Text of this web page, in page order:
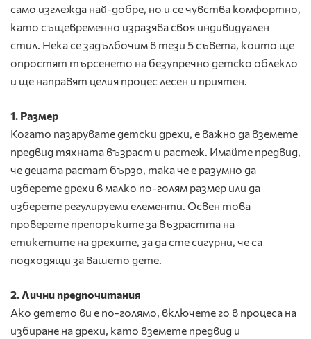
само изглежда най-добре, но и се чувства комфортно,
като същевременно изразява своя индивидуален
стил. Нека се задълбочим в тези 5 съвета, които ще
опростят търсенето на безупречно детско облекло
и ще направят целия процес лесен и приятен.
1. Размер
Когато пазарувате детски дрехи, е важно да вземете
предвид тяхната възраст и растеж. Имайте предвид,
че децата растат бързо, така че е разумно да
изберете дрехи в малко по-голям размер или да
изберете регулируеми елементи. Освен това
проверете препоръките за възрастта на
етикетите на дрехите, за да сте сигурни, че са
подходящи за вашето дете.
2. Лични предпочитания
Ако детето ви е по-голямо, включете го в процеса на
избиране на дрехи, като вземете предвид и